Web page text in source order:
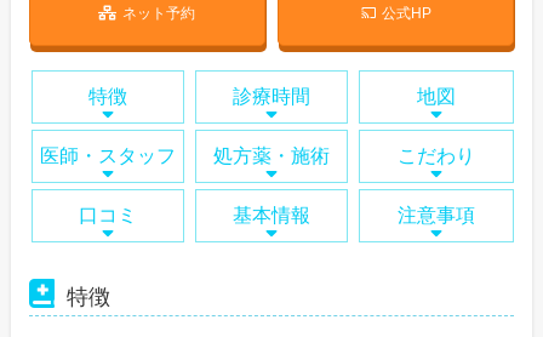
ネット予約 公式HP
特徴 診療時間 地図
医師・スタッフ 処方薬・施術 こだわり
口コミ 基本情報 注意事項
特徴